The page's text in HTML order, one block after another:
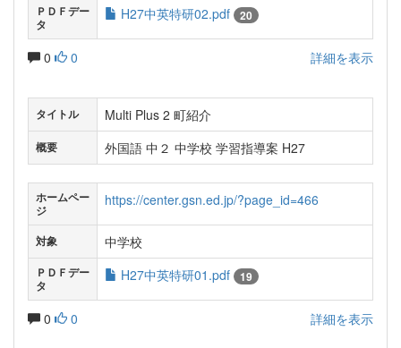
ＰＤＦデー
タ
H27中英特研02.pdf 20
0 0 詳細を表示
タイトル Multi Plus 2 町紹介
概要 外国語 中２ 中学校 学習指導案 H27
ホームペー
ジ
https://center.gsn.ed.jp/?page_id=466
対象 中学校
ＰＤＦデー
タ
H27中英特研01.pdf 19
0 0 詳細を表示